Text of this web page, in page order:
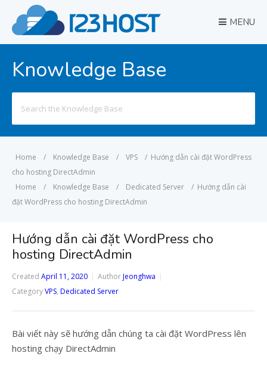
MENU
Knowledge Base
for:
Home / Knowledge Base / VPS / Hướng dẫn cài đặt WordPress
cho hosting DirectAdmin
Home
/ Knowledge Base / Dedicated Server / Hướng dẫn cài
đặt WordPress cho hosting DirectAdmin
Hướng dẫn cài đặt WordPress cho
hosting DirectAdmin
Created April 11, 2020 AuthorJeonghwa
CategoryVPS, Dedicated Server
Bài viết này sẽ hướng dẫn chúng ta cài đặt WordPress lên
hosting chạy DirectAdmin